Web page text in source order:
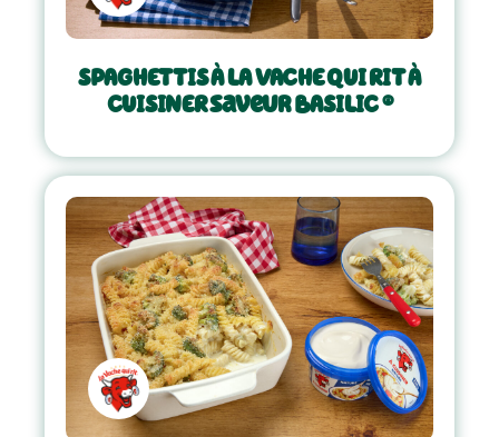
SPAGHETTIS À LA VACHE QUI RIT À
CUISINER saveur BASILIC ®